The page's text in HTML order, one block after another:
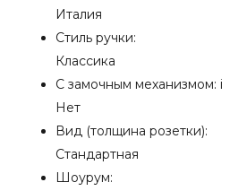
Италия
Стиль ручки:
Классика
С замочным механизмом: i
Нет
Вид (толщина розетки):
Стандартная
Шоурум: